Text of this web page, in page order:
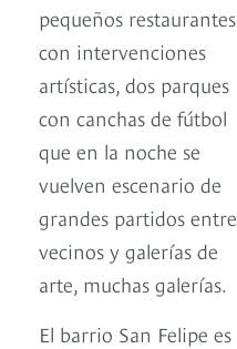
pequeños restaurantes
con intervenciones
artísticas, dos parques
con canchas de fútbol
que en la noche se
vuelven escenario de
grandes partidos entre
vecinos y galerías de
arte, muchas galerías.
El barrio San Felipe es